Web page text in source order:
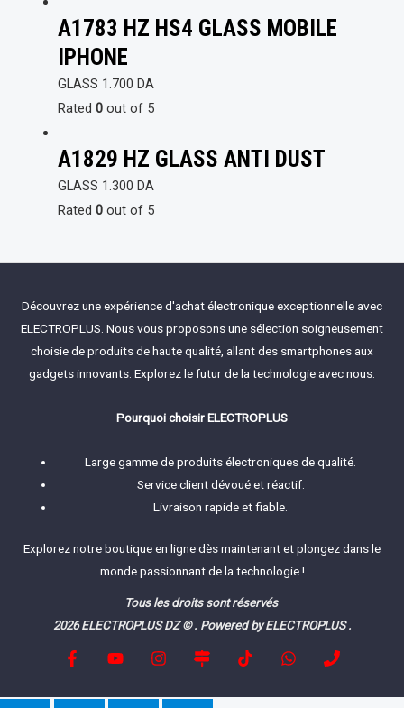
A1783 HZ HS4 GLASS MOBILE
IPHONE
GLASS 1.700 DA
Rated 0out of 5
A1829 HZ GLASS ANTI DUST
GLASS 1.300 DA
Rated 0out of 5
Découvrez une expérience d'achat électronique exceptionnelle avec
ELECTROPLUS. Nous vous proposons une sélection soigneusement
choisie de produits de haute qualité, allant des smartphones aux
gadgets innovants. Explorez le futur de la technologie avec nous.
Pourquoi choisir ELECTROPLUS
Large gamme de produits électroniques de qualité.
Service client dévoué et réactif.
Livraison rapide et fiable.
Explorez notre boutique en ligne dès maintenant et plongez dans le
monde passionnant de la technologie !
Tous les droits sont réservés
2026 ELECTROPLUS DZ © . Powered by ELECTROPLUS .